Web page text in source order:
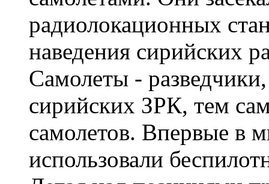
радиолокационных
наведения сирийских
Самолеты -
сирийских ЗРК, тем
самолетов. Впервые в
использовали